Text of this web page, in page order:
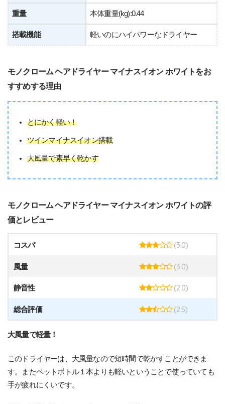
重量 本体重量(kg):0.44
搭載機能 軽いのにハイパワーなドライヤー
モノクローム ヘアドライヤー マイナスイオン ホワイトをお
すすめする理由
とにかく軽い！
ツインマイナスイオン搭載
大風量で素早く乾かす
モノクローム ヘアドライヤー マイナスイオン ホワイトの評
価とレビュー
コスパ (3.0)
風量 (3.0)
静音性 (2.0)
総合評価 (2.5)
大風量で軽量！
このドライヤーは、大風量なので短時間で乾かすことができま
す。またペットボトル１本よりも軽いということで使っていても
手が疲れにくいです。